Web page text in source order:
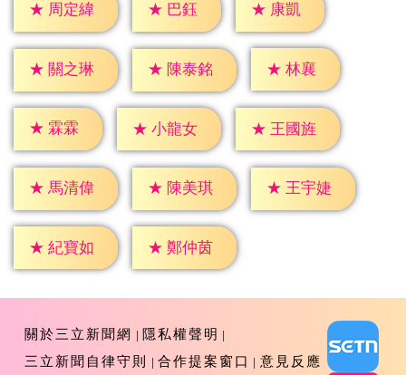
★ 周定緯 ★ 巴鈺 ★ 康凱
★ 關之琳 ★ 陳泰銘 ★ 林襄
★ 霖霖 ★ 小龍女 ★ 王國旌
★ 馬清偉 ★ 陳美琪 ★ 王宇婕
★ 紀寶如 ★ 鄭仲茵
關於三立新聞網
隱私權聲明
三立新聞自律守則
合作提案窗口 意見反應